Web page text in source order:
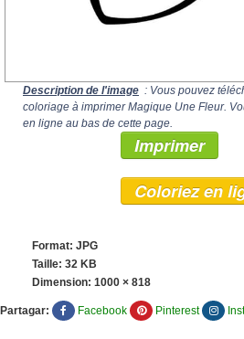
Description de l'image : Vous pouvez
coloriage à imprimer Magique Une Fleur.
en ligne au bas de cette page.
Imprimer
Coloriez en
Format: JPG
Taille: 32 KB
Dimension: 1000 × 818
Partagar: Facebook Pinterest